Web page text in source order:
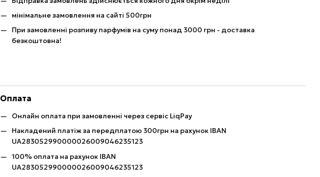
мінімальне замовлення на сайті 500грн
При замовленні розпиву парфумів на суму понад 3000 грн - доставка
безкоштовна!
Оплата
Онлайн оплата при замовленні через сервіс LiqPay
Накладений платіж за передплатою 300грн на рахунок IBAN
UA283052990000026009046235123
100% оплата на рахунок IBAN
UA283052990000026009046235123